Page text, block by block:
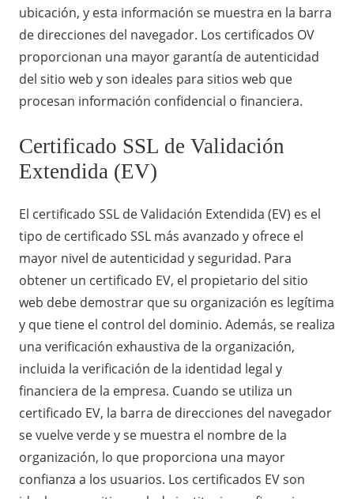
ubicación, y esta información se muestra en la barra
de direcciones del navegador. Los certificados OV
proporcionan una mayor garantía de autenticidad
del sitio web y son ideales para sitios web que
procesan información confidencial o financiera.
Certificado SSL de Validación
Extendida (EV)
El certificado SSL de Validación Extendida (EV) es el
tipo de certificado SSL más avanzado y ofrece el
mayor nivel de autenticidad y seguridad. Para
obtener un certificado EV, el propietario del sitio
web debe demostrar que su organización es legítima
y que tiene el control del dominio. Además, se realiza
una verificación exhaustiva de la organización,
incluida la verificación de la identidad legal y
financiera de la empresa. Cuando se utiliza un
certificado EV, la barra de direcciones del navegador
se vuelve verde y se muestra el nombre de la
organización, lo que proporciona una mayor
confianza a los usuarios. Los certificados EV son